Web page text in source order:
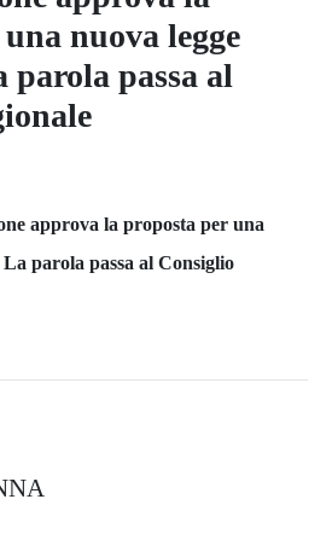
nuova legge
passa al